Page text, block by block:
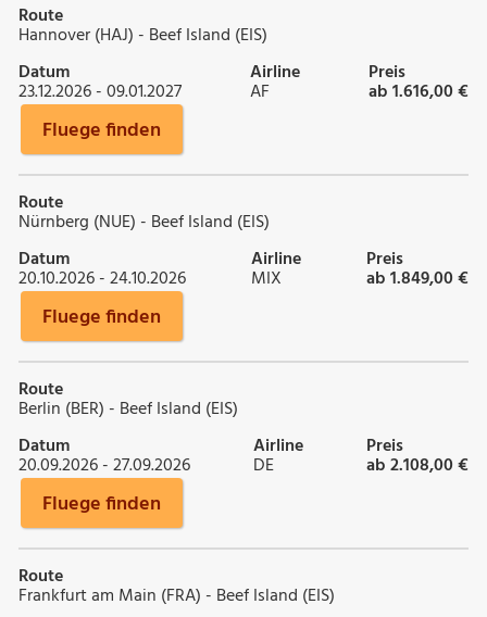
Route
Hannover (HAJ) - Beef Island (EIS)
Datum
23.12.2026 - 09.01.2027
Airline
AF
Preis
ab 1.616,00 €
Fluege finden
Route
Nürnberg (NUE) - Beef Island (EIS)
Datum
20.10.2026 - 24.10.2026
Airline
MIX
Preis
ab 1.849,00 €
Fluege finden
Route
Berlin (BER) - Beef Island (EIS)
Datum
20.09.2026 - 27.09.2026
Airline
DE
Preis
ab 2.108,00 €
Fluege finden
Route
Frankfurt am Main (FRA) - Beef Island (EIS)